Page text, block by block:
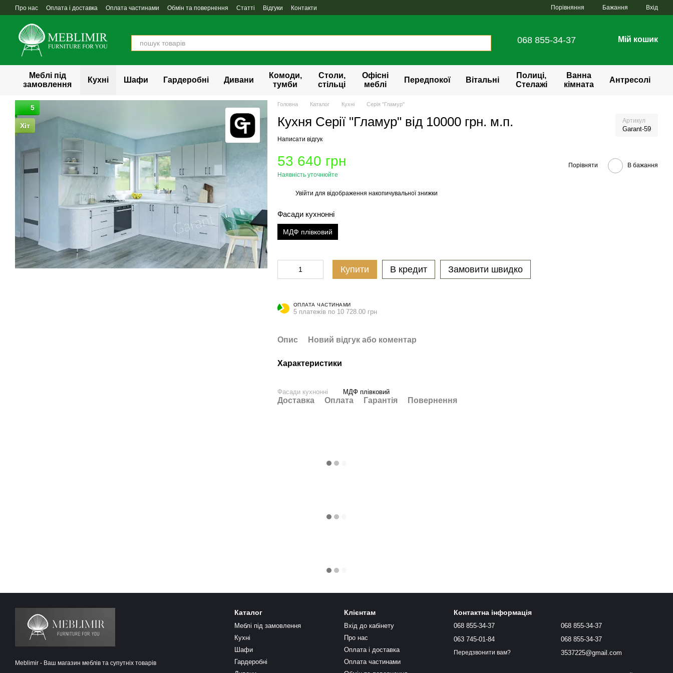
Перейти до основного контенту
Про нас Оплата і доставка Оплата частинами Обмін та повернення Статті Відгуки Контакти Порівняння Бажання Вхід
068 855-34-37 Мій кошик
Меблі під
замовлення
Кухні Шафи Гардеробні Дивани
Комоди,
тумби
Столи,
стільці
Офісні
меблі
Передпокої Вітальні
Полиці,
Стелажі
Ванна
кімната
Антресолі
5
Хіт
Головна Каталог Кухні Серія "Гламур"
Кухня Серії "Гламур" від 10000 грн. м.п. Артикул
Garant-59
Написати відгук
53 640 грн
Наявність уточнюйте
Порівняти В бажання
Увійти для відображення накопичувальної знижки
Фасади кухнонні
МДФ плівковий
Купити В кредит Замовити швидко
ОПЛАТА ЧАСТИНАМИ
5 платежів по 10 728.00 грн
Опис Новий відгук або коментар
Характеристики
Фасади кухнонні МДФ плівковий
Доставка Оплата Гарантія Повернення
Meblimir - Ваш магазин меблів та супутніх товарів
Каталог
Меблі під замовлення
Кухні
Шафи
Гардеробні
Клієнтам
Вхід до кабінету
Про нас
Оплата і доставка
Оплата частинами
Контактна інформація
068 855-34-37
063 745-01-84
Передзвонити вам?
068 855-34-37
068 855-34-37
3537225@gmail.com